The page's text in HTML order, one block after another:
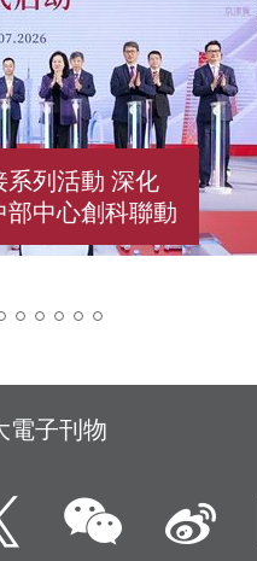
列活動 深化
中心創科聯動
電子刊物
Twitter微信